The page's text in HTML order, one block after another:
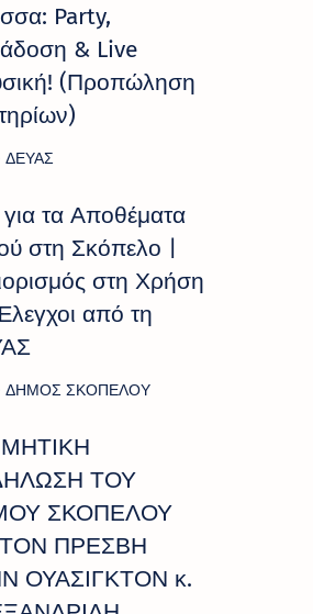
Party,
& Live
(Προπώληση
για τα Αποθέματα
στη Σκόπελο |
στη Χρήση
από τη
ΤΟΥ
ΣΚΟΠΕΛΟΥ
ΤΟΝ ΠΡΕΣΒΗ
ΟΥΑΣΙΓΚΤΟΝ κ.